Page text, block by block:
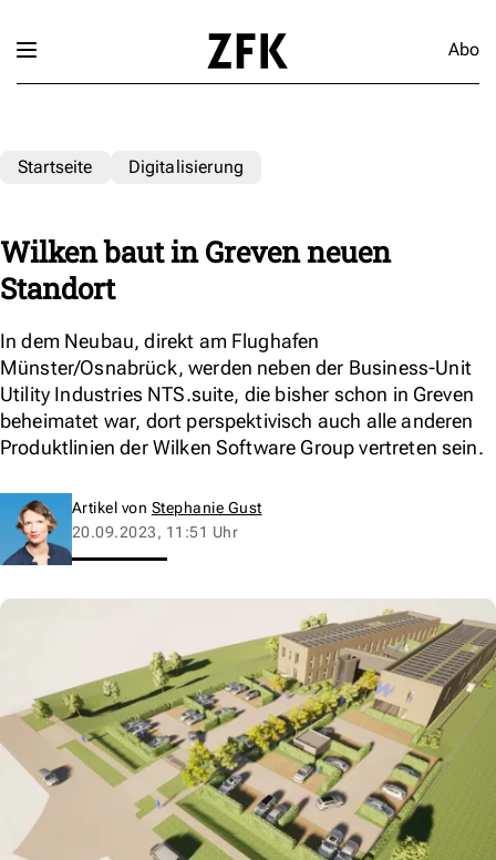
Abo
Startseite Digitalisierung
Wilken baut in Greven neuen
Standort
In dem Neubau, direkt am Flughafen
Münster/Osnabrück, werden neben der Business-Unit
Utility Industries NTS.suite, die bisher schon in Greven
beheimatet war, dort perspektivisch auch alle anderen
Produktlinien der Wilken Software Group vertreten sein.
Artikel von Stephanie Gust
20.09.2023, 11:51 Uhr